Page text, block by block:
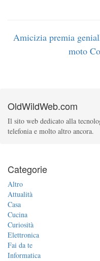
Amicizia premia
moto
OldWildWeb.com
Il sito web dedicato alla
telefonia e molto altro ancora.
Categorie
Altro
Attualità
Casa
Cucina
Curiosità
Elettronica
Fai da te
Informatica